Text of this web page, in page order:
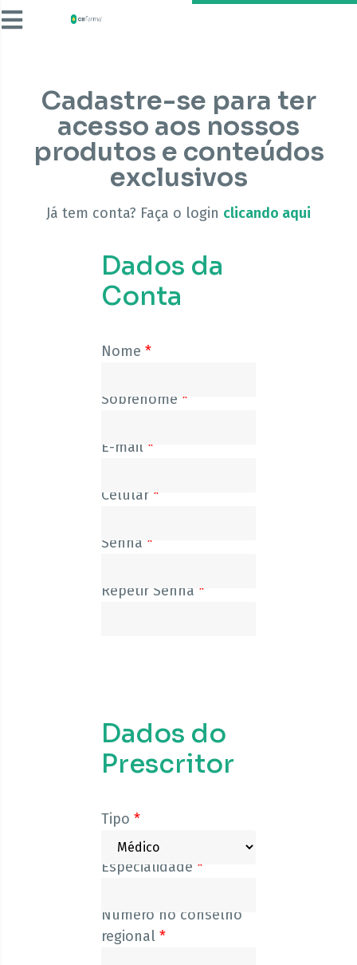
Cadastre-se para ter
acesso aos nossos
produtos e conteúdos
exclusivos
Já tem conta? Faça o login clicando aqui
Dados da
Conta
Nome *
Sobrenome *
E-mail *
Celular *
Senha *
Repetir Senha *
Dados do
Prescritor
Tipo *
Especialidade *
Número no conselho
regional *